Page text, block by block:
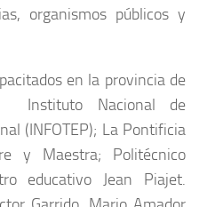
organismos públicos y
en la provincia de
Instituto Nacional de
(INFOTEP); La Pontificia
y Maestra; Politécnico
educativo Jean Piajet.